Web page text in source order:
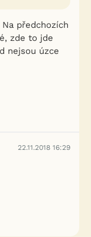
předchozích
zde to jde
nejsou úzce
22.11.2018 16:29